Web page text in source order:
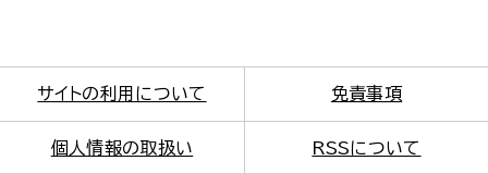
サイトの利用について 免責事項
個人情報の取扱い RSSについて